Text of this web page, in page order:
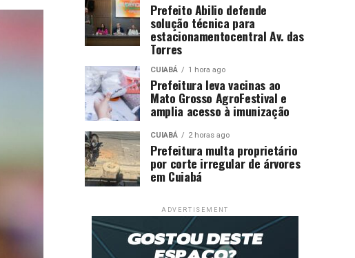
Prefeito Abilio defende
solução técnica para
estacionamentocentral Av. das
Torres
CUIABÁ 1 hora ago
Prefeitura leva vacinas ao
Mato Grosso AgroFestival e
amplia acesso à imunização
CUIABÁ 2 horas ago
Prefeitura multa proprietário
por corte irregular de árvores
em Cuiabá
ADVERTISEMENT